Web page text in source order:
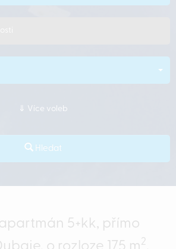
Více voleb
Hledat
5+kk, přímo
2